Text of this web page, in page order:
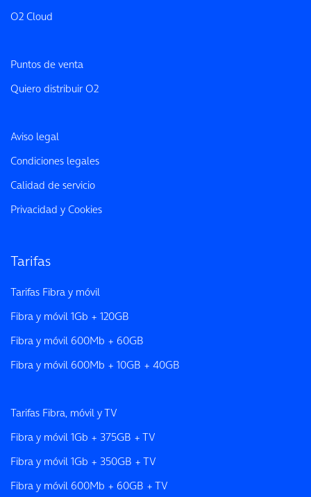
O2 Cloud
Puntos de venta
Quiero distribuir O2
Aviso legal
Condiciones legales
Calidad de servicio
Privacidad y Cookies
Tarifas
Tarifas Fibra y móvil
Fibra y móvil 1Gb + 120GB
Fibra y móvil 600Mb + 60GB
Fibra y móvil 600Mb + 10GB + 40GB
Tarifas Fibra, móvil y TV
Fibra y móvil 1Gb + 375GB + TV
Fibra y móvil 1Gb + 350GB + TV
Fibra y móvil 600Mb + 60GB + TV